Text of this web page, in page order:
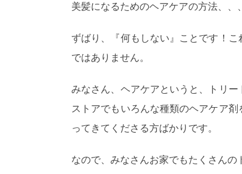
美髪になるためのヘアケアの方法、、
ずばり、『何もしない』ことです！
ではありません。
みなさん、ヘアケアというと、トリ
ストアでもいろんな種類のヘアケア
ってきてくださる方ばかりです。
なので、みなさんお家でもたくさんの